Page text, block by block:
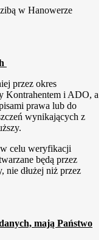
w Hanowerze
przez okres
Kontrahentem i ADO, a
prawa lub do
wynikających z
w celu weryfikacji
będą przez
nie dłużej niż przez
mają Państwo